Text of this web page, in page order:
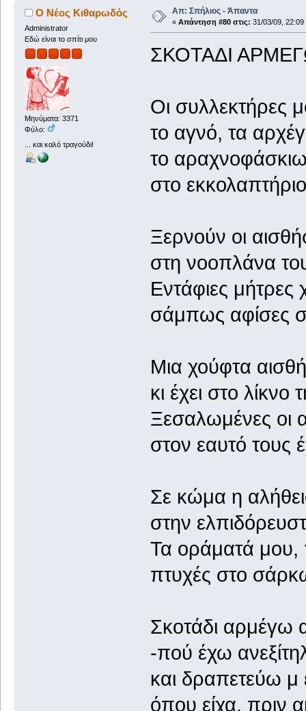
Ο Νέος Κιθαρωδός
Administrator
Εδώ είναι το σπίτι μου
Μηνύματα: 3371
Φύλο:
... και καλό τραγούδι!
Απ: Σπήλιος - Άπαντα
« Απάντηση #80 στις: 31/03/09, 22:09
ΣΚΟΤΑΔΙ
Οι συλλεκτήρες
το αγνό, τα
το
στο
Ξερνούν οι
στη νοοπλάνα
Εντάφιες
σάμπως αφίσες
Μια χούφτα
κι έχει στο λίκνο
Ξεσαλωμένες οι
στον εαυτό τους
Σε κώμα η
στην
Τα οράματά μου,
πτυχές στο
Σκοτάδι αρμέγω
-πού έχω
και δραπετεύω μ
όπου είχα, πριν